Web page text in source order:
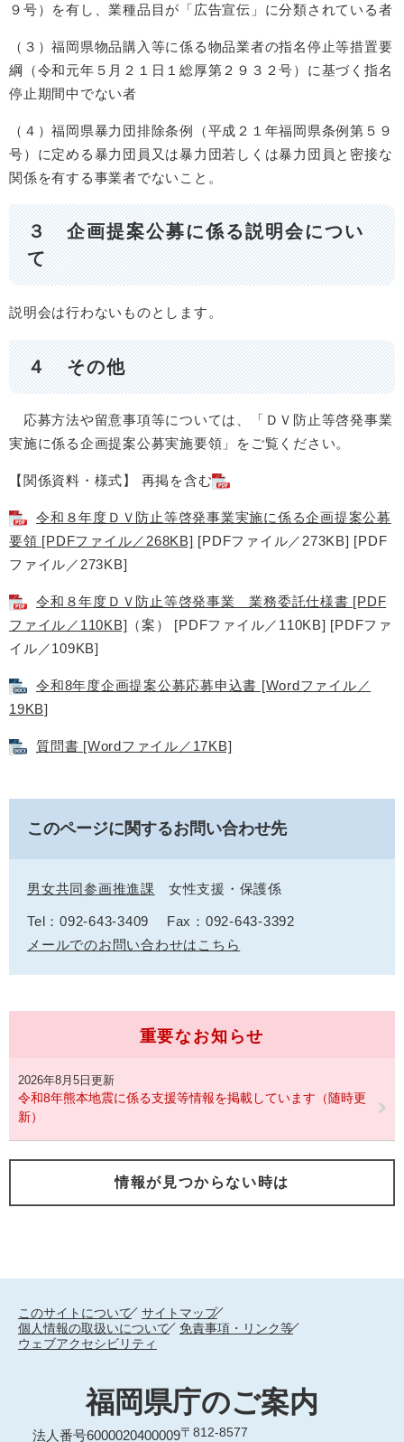
９号）を有し、業種品目が「広告宣伝」に分類されている者
（３）福岡県物品購入等に係る物品業者の指名停止等措置要
綱（令和元年５月２１日１総厚第２９３２号）に基づく指名
停止期間中でない者
（４）福岡県暴力団排除条例（平成２１年福岡県条例第５９
号）に定める暴力団員又は暴力団若しくは暴力団員と密接な
関係を有する事業者でないこと。
３ 企画提案公募に係る説明会につい
て
説明会は行わないものとします。
４ その他
応募方法や留意事項等については、「ＤＶ防止等啓発事業
実施に係る企画提案公募実施要領」をご覧ください。
【関係資料・様式】 再掲を含む
令和８年度ＤＶ防止等啓発事業実施に係る企画提案公募
要領 [PDFファイル／268KB] [PDFファイル／273KB] [PDF
ファイル／273KB]
令和８年度ＤＶ防止等啓発事業 業務委託仕様書 [PDF
ファイル／110KB] （案） [PDFファイル／110KB] [PDFファ
イル／109KB]
令和8年度企画提案公募応募申込書 [Wordファイル／
19KB]
質問書 [Wordファイル／17KB]
このページに関するお問い合わせ先
男女共同参画推進課 女性支援・保護係
Tel：092-643-3409
Fax：092-643-3392
メールでのお問い合わせはこちら
重要なお知らせ
2026年8月5日更新
令和8年熊本地震に係る支援等情報を掲載しています（随時更
新）
情報が見つからない時は
このサイトについて
サイトマップ
個人情報の取扱いについて
免責事項・リンク等
ウェブアクセシビリティ
福岡県庁のご案内
法人番号6000020400009〒812-8577